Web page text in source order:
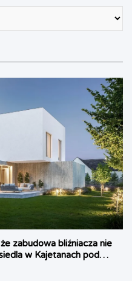
zabudowa bliźniacza nie
w Kajetanach pod